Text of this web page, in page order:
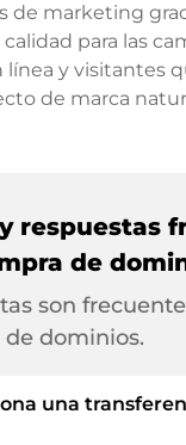
de marketing
para las
línea y visitantes
de marca
respuestas
de
son
dominios.
una